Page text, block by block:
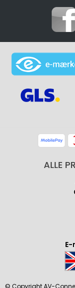
ALLE
© Copyright AV-